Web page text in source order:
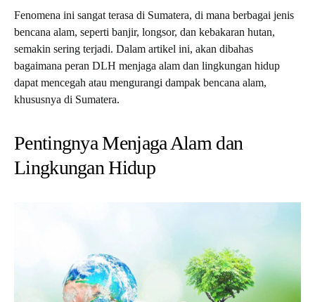
Fenomena ini sangat terasa di Sumatera, di mana berbagai jenis
bencana alam, seperti banjir, longsor, dan kebakaran hutan,
semakin sering terjadi. Dalam artikel ini, akan dibahas
bagaimana peran DLH menjaga alam dan lingkungan hidup
dapat mencegah atau mengurangi dampak bencana alam,
khususnya di Sumatera.
Pentingnya Menjaga Alam dan
Lingkungan Hidup